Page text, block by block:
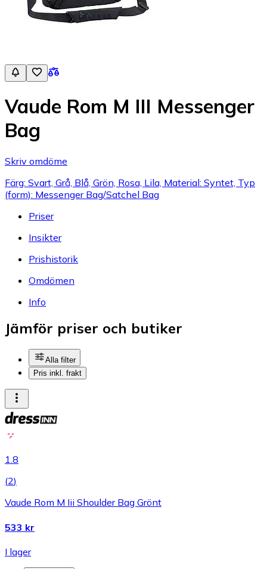
Vaude Rom M III Messenger
Bag
Skriv omdöme
Färg: Svart, Grå, Blå, Grön, Rosa, Lila, Material: Syntet, Typ
(form): Messenger Bag/Satchel Bag
Priser
Insikter
Prishistorik
Omdömen
Info
Jämför priser och butiker
Alla filter
Pris inkl. frakt
1.8
(2)
Vaude Rom M Iii Shoulder Bag Grönt
533 kr
I lager